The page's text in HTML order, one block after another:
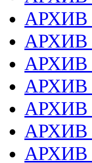
АРХИВ
АРХИВ
АРХИВ
АРХИВ
АРХИВ
АРХИВ
АРХИВ